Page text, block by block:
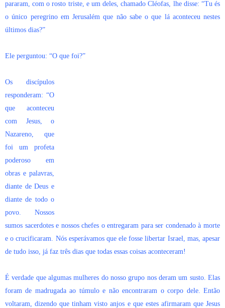
pararam, com o rosto triste, e um deles, chamado Cléofas, lhe disse: “Tu és
o único peregrino em Jerusalém que não sabe o que lá aconteceu nestes
últimos dias?”
Ele perguntou: “O que foi?”
Os discípulos
responderam: “O
que aconteceu
com Jesus, o
Nazareno, que
foi um profeta
poderoso em
obras e palavras,
diante de Deus e
diante de todo o
povo. Nossos
sumos sacerdotes e nossos chefes o entregaram para ser condenado à morte
e o crucificaram. Nós esperávamos que ele fosse libertar Israel, mas, apesar
de tudo isso, já faz três dias que todas essas coisas aconteceram!
É verdade que algumas mulheres do nosso grupo nos deram um susto. Elas
foram de madrugada ao túmulo e não encontraram o corpo dele. Então
voltaram, dizendo que tinham visto anjos e que estes afirmaram que Jesus